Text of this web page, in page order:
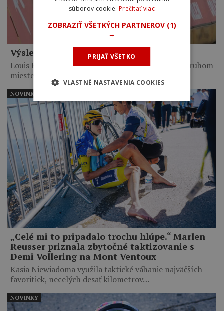
Výsledky 6. etapy Okolo Poľska 2026
Louis Barré vyhral po 14-kilometrovom sóle. Na druhom
mieste skončil…
„Celé mi to pripadalo trochu hlúpe.“ Marlen
Reusser priznala zbytočné taktizovanie s
Demi Vollering na Mont Ventoux
Kasia Niewiadoma využila taktické váhanie najväčších
favoritiek, necelých desať kilometrov…
NOVINKY
NOVINKY
súborov cookie. Prečítať viac
ZOBRAZIŤ VŠETKÝCH PARTNEROV (1)
→
PRIJAŤ VŠETKO
VLASTNÉ NASTAVENIA COOKIES